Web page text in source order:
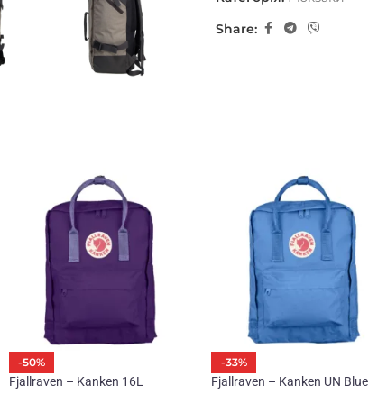
Share:
-50%
Fjallraven – Kanken 16L
-33%
Fjallraven – Kanken UN Blue